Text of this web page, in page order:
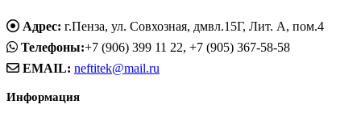
Адрес: г.Пенза, ул. Совхозная, дмвл.15Г, Лит. А, пом.4
Телефоны:+7 (906) 399 11 22, +7 (905) 367-58-58
EMAIL: neftitek@mail.ru
Информация